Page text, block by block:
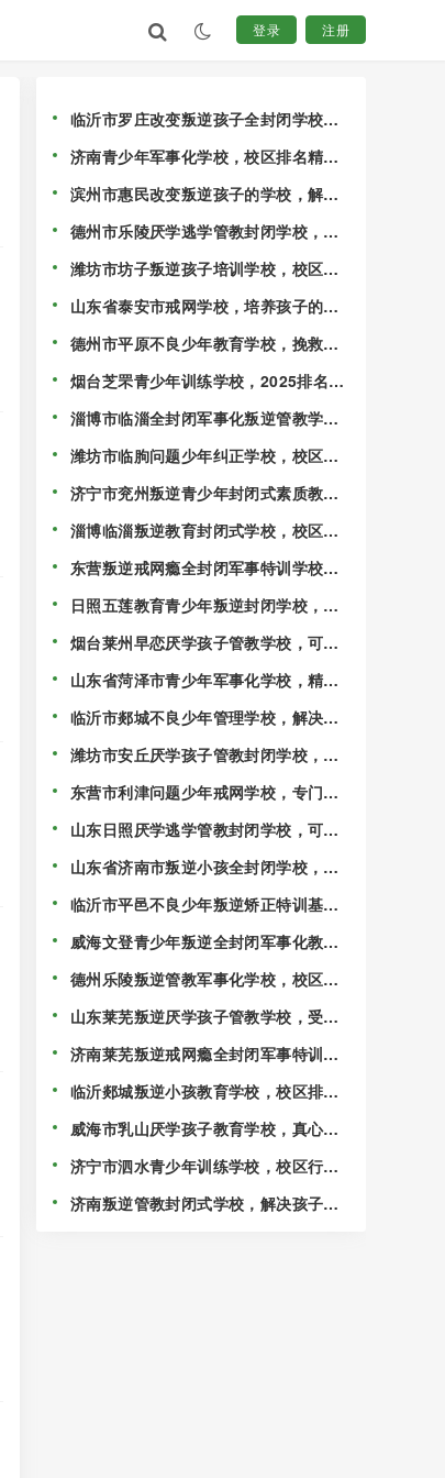
登录 注册
临沂市罗庄改变叛逆孩子全封闭学校，
校区排行榜公布一览！
济南青少年军事化学校，校区排名精选
出炉！
滨州市惠民改变叛逆孩子的学校，解决
孩子混迹社会的情况！
德州市乐陵厌学逃学管教封闭学校，校
区排行榜公布一览！
潍坊市坊子叛逆孩子培训学校，校区十
大排名名单更新！
山东省泰安市戒网学校，培养孩子的独
立能力！
德州市平原不良少年教育学校，挽救叛
烟台芝罘青少年训练学校，2025排名速
淄博市临淄全封闭军事化叛逆管教学
校，家长可以随时到校参观！
潍坊市临朐问题少年纠正学校，校区排
行榜名单前十！
济宁市兖州叛逆青少年封闭式素质教育
管理学校，家长认可度很高！
淄博临淄叛逆教育封闭式学校，校区排
行榜名单前十！
东营叛逆戒网瘾全封闭军事特训学校，
校区精选排名一览！
日照五莲教育青少年叛逆封闭学校，受
教育部门严格监管！
烟台莱州早恋厌学孩子管教学校，可随
时免费到校参观！
山东省菏泽市青少年军事化学校，精选
叛逆戒网瘾特训学校！
临沂市郯城不良少年管理学校，解决孩
子沉迷手机的情况！
潍坊市安丘厌学孩子管教封闭学校，
2025精选校区名单一览！
东营市利津问题少年戒网学校，专门戒
游戏瘾的学校！
山东日照厌学逃学管教封闭学校，可随
时免费到校参观！
山东省济南市叛逆小孩全封闭学校，校
区五大名单公布！
临沂市平邑不良少年叛逆矫正特训基
地，校区精选排名一览！
威海文登青少年叛逆全封闭军事化教育
学校，校区排名前五一览！
德州乐陵叛逆管教军事化学校，校区精
选排名一览！
山东莱芜叛逆厌学孩子管教学校，受到
各地家长好评！
济南莱芜叛逆戒网瘾全封闭军事特训学
校，行业前十的学校推荐！
临沂郯城叛逆小孩教育学校，校区排名
精选出炉！
威海市乳山厌学孩子教育学校，真心挽
救叛逆期的孩子！
济宁市泗水青少年训练学校，校区行业
前十推荐！
济南叛逆管教封闭式学校，解决孩子不